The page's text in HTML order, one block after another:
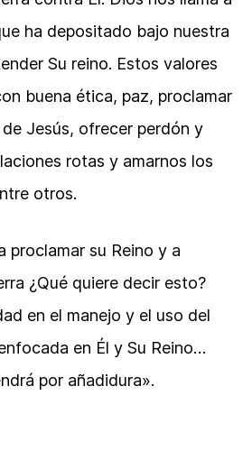
ha depositado bajo nuestra
Su reino. Estos valores
buena ética, paz, proclamar
Jesús, ofrecer perdón y
rotas y amarnos los
otros.
proclamar su Reino y a
¿Qué quiere decir esto?
en el manejo y el uso del
en Él y Su Reino…
por añadidura».